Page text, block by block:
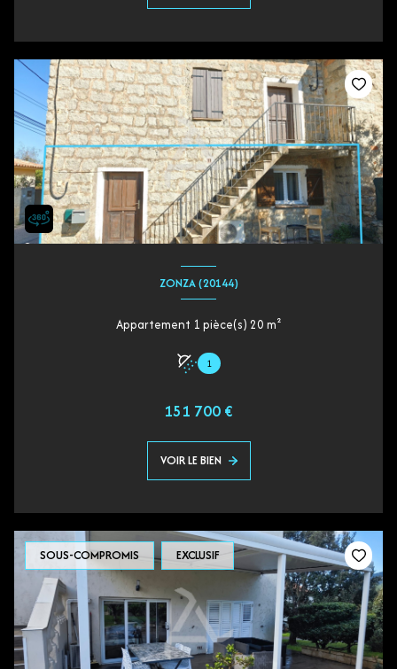
ZONZA (20144)
Appartement 1 pièce(s) 20 m²
1
151 700 €
VOIR LE BIEN
SOUS-COMPROMIS EXCLUSIF